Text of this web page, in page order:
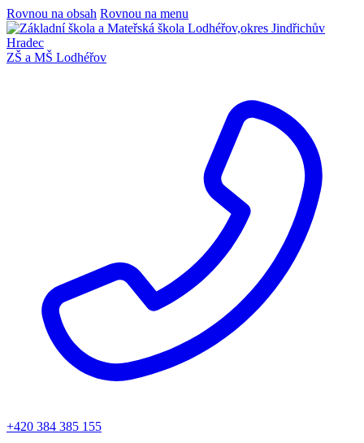
Rovnou na obsah Rovnou na menu
ZŠ a MŠ Lodhéřov
+420 384 385 155